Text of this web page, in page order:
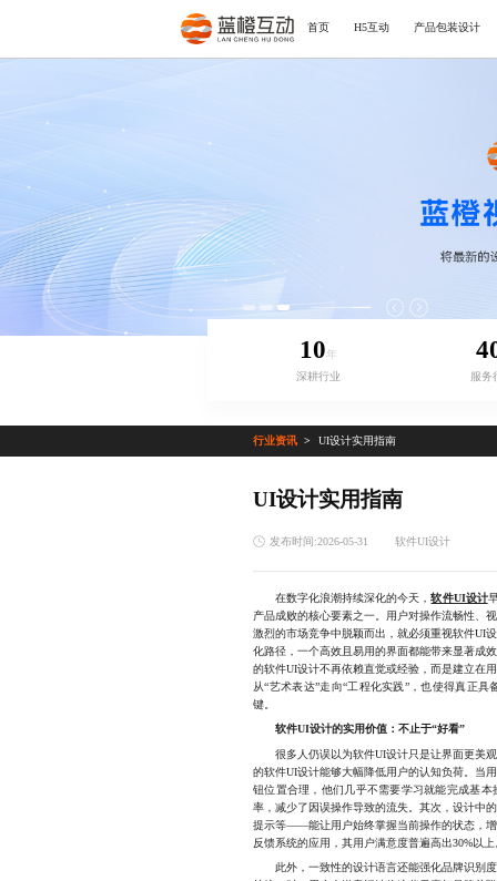
首页 H5互动 产品包装设计
10年
深耕行业
服务
行业资讯 UI设计实用指南
UI设计实用指南
发布时间:2026-05-31 软件UI设计
在数字化浪潮持续深化的今天，软件UI设计
产品成败的核心要素之一。用户对操作流畅性、
激烈的市场竞争中脱颖而出，就必须重视软件UI
化路径，一个高效且易用的界面都能带来显著成
的软件UI设计不再依赖直觉或经验，而是建立在
从“艺术表达”走向“工程化实践”，也使得真正
键。
软件UI设计的实用价值：不止于“好看”
很多人仍误以为软件UI设计只是让界面更美观
的软件UI设计能够大幅降低用户的认知负荷。当
钮位置合理，他们几乎不需要学习就能完成基
率，减少了因误操作导致的流失。其次，设计
提示等——能让用户始终掌握当前操作的状态，
反馈系统的应用，其用户满意度普遍高出30%以上
此外，一致性的设计语言还能强化品牌识别度